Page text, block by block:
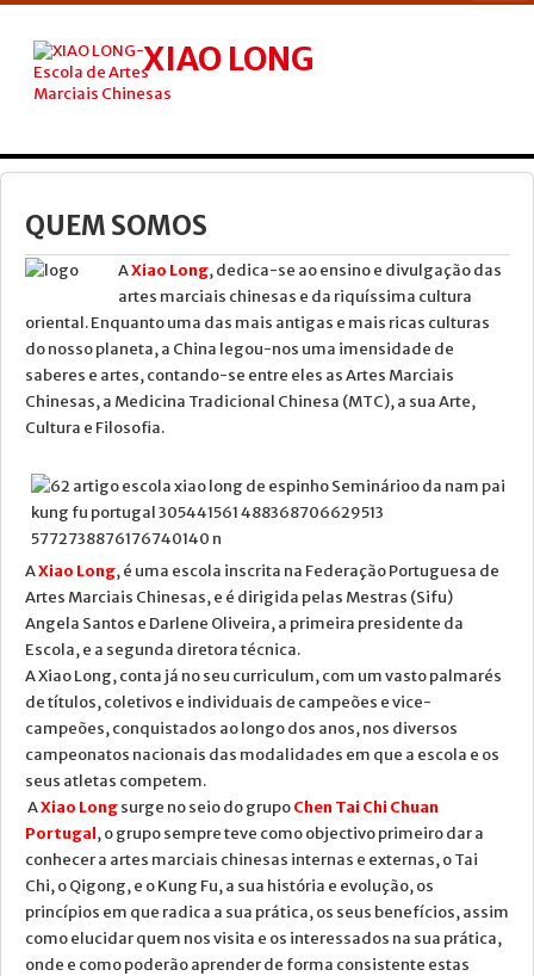
XIAO LONG
ESCOLA DE ARTES MARCIAIS CHINESAS
INICIO
TAI CHI
KUNG FU
QIGONG
AULA KIDS
AULAS
CURSOS
NOTICIA
EMAIL
MÉDIA
QUEM SOMOS
AXiao Long, dedica-se ao ensino e divulgação das
artes marciais chinesas e da riquíssima cultura
oriental. Enquanto uma das mais antigas e mais ricas culturas
do nosso planeta, a China legou-nos uma imensidade de
saberes e artes, contando-se entre eles as Artes Marciais
Chinesas, a Medicina Tradicional Chinesa (MTC), a sua Arte,
Cultura e Filosofia.
AXiao Long, é uma escola inscrita na Federação Portuguesa de
Artes Marciais Chinesas, e é dirigida pelas Mestras (Sifu)
Angela Santos e Darlene Oliveira, a primeira presidente da
Escola, e a segunda diretora técnica.
A Xiao Long, conta já no seu curriculum, com um vasto palmarés
de títulos, coletivos e individuais de campeões e vice-
campeões, conquistados ao longo dos anos, nos diversos
campeonatos nacionais das modalidades em que a escola e os
seus atletas competem.
AXiao Longsurge no seio do grupoChen Tai Chi Chuan
Portugal, o grupo sempre teve como objectivo primeiro dar a
conhecer a artes marciais chinesas internas e externas, o Tai
Chi, o Qigong, e o Kung Fu, a sua história e evolução, os
princípios em que radica a sua prática, os seus benefícios, assim
como elucidar quem nos visita e os interessados na sua prática,
onde e como poderão aprender de forma consistente estas